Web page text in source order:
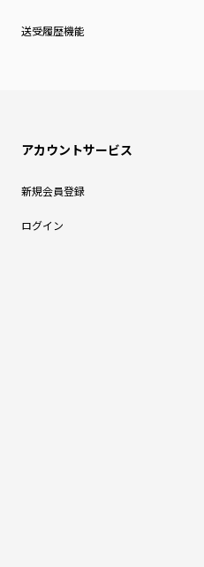
送受履歴機能
アカウントサービス
新規会員登録
ログイン